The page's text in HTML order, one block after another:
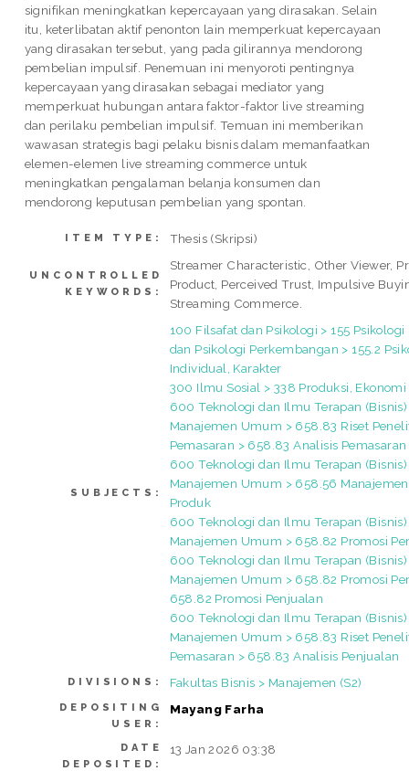
signifikan meningkatkan kepercayaan yang dirasakan. Selain
itu, keterlibatan aktif penonton lain memperkuat kepercayaan
yang dirasakan tersebut, yang pada gilirannya mendorong
pembelian impulsif. Penemuan ini menyoroti pentingnya
kepercayaan yang dirasakan sebagai mediator yang
memperkuat hubungan antara faktor-faktor live streaming
dan perilaku pembelian impulsif. Temuan ini memberikan
wawasan strategis bagi pelaku bisnis dalam memanfaatkan
elemen-elemen live streaming commerce untuk
meningkatkan pengalaman belanja konsumen dan
mendorong keputusan pembelian yang spontan.
ITEM TYPE: Thesis (Skripsi)
UNCONTROLLED
KEYWORDS:
Streamer Characteristic, Other Viewer,
Product, Perceived Trust, Impulsive
Streaming Commerce.
SUBJECTS:
100 Filsafat dan Psikologi > 155
dan Psikologi Perkembangan > 155.2
Individual, Karakter
300 Ilmu Sosial > 338 Produksi,
600 Teknologi dan Ilmu Terapan
Manajemen Umum > 658.83 Riset
Pemasaran > 658.83 Analisis Pemasaran
600 Teknologi dan Ilmu Terapan
Manajemen Umum > 658.56
Produk
600 Teknologi dan Ilmu Terapan
Manajemen Umum > 658.82 Promosi
600 Teknologi dan Ilmu Terapan
Manajemen Umum > 658.82 Promosi
658.82 Promosi Penjualan
600 Teknologi dan Ilmu Terapan
Manajemen Umum > 658.83 Riset
Pemasaran > 658.83 Analisis Penjualan
DIVISIONS: Fakultas Bisnis > Manajemen (S2)
DEPOSITING
USER:
Mayang Farha
DATE
DEPOSITED:
13 Jan 2026 03:38